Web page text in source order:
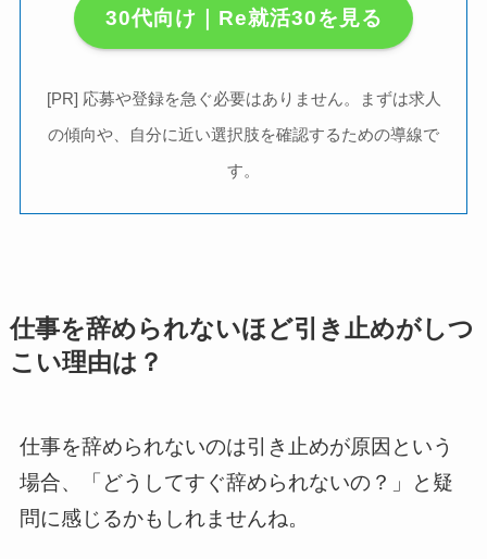
30代向け｜Re就活30を見る
[PR] 応募や登録を急ぐ必要はありません。まずは求人
の傾向や、自分に近い選択肢を確認するための導線で
す。
仕事を辞められないほど引き止めがしつ
こい理由は？
仕事を辞められないのは引き止めが原因という
場合、「どうしてすぐ辞められないの？」と疑
問に感じるかもしれませんね。